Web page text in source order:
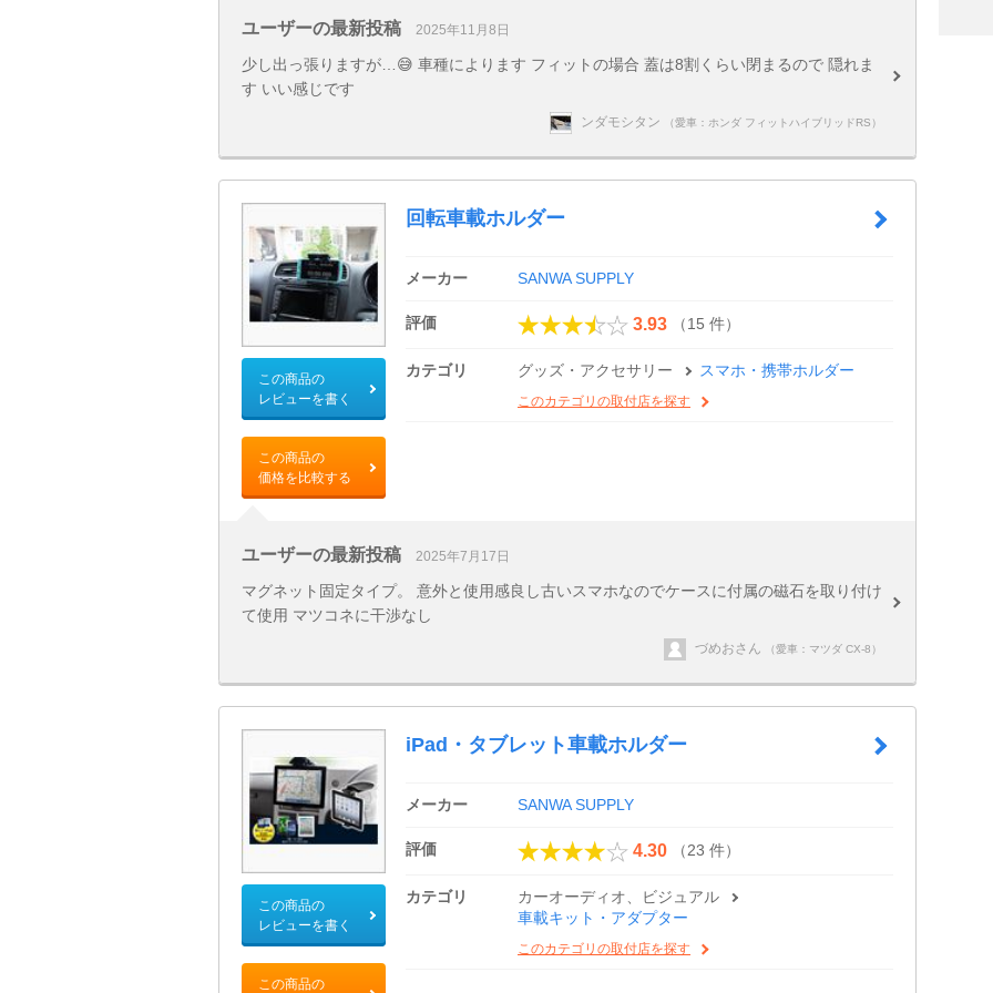
ユーザーの最新投稿 2025年11月8日
少し出っ張りますが…😅 車種によります フィットの場合 蓋は8割くらい閉まるので 隠れま
す いい感じです
ンダモシタン （愛車：ホンダ フィットハイブリッドRS）
この商品の
レビューを書く
この商品の
価格を比較する
回転車載ホルダー
メーカー SANWA SUPPLY
評価 3.93 （15 件）
カテゴリ グッズ・アクセサリー スマホ・携帯ホルダー
このカテゴリの取付店を探す
ユーザーの最新投稿 2025年7月17日
マグネット固定タイプ。 意外と使用感良し古いスマホなのでケースに付属の磁石を取り付け
て使用 マツコネに干渉なし
づめおさん （愛車：マツダ CX-8）
この商品の
レビューを書く
この商品の
iPad・タブレット車載ホルダー
メーカー SANWA SUPPLY
評価 4.30 （23 件）
カテゴリ
カーオーディオ、ビジュアル
車載キット・アダプター
このカテゴリの取付店を探す